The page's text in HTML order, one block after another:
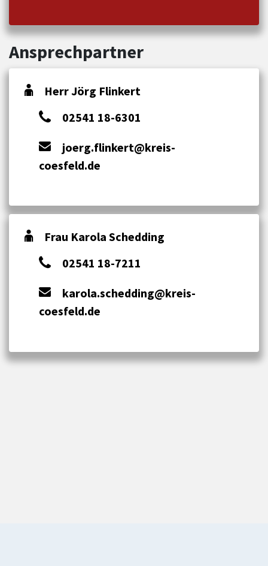
Ansprechpartner
Herr Jörg Flinkert
02541 18-6301
joerg.flinkert@kreis-
coesfeld.de
Frau Karola Schedding
02541 18-7211
karola.schedding@kreis-
coesfeld.de